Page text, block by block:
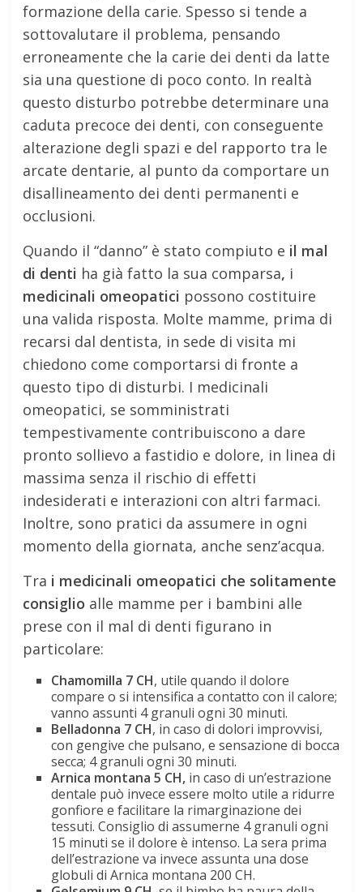
formazione della carie. Spesso si tende a
sottovalutare il problema, pensando
erroneamente che la carie dei denti da latte
sia una questione di poco conto. In realtà
questo disturbo potrebbe determinare una
caduta precoce dei denti, con conseguente
alterazione degli spazi e del rapporto tra le
arcate dentarie, al punto da comportare un
disallineamento dei denti permanenti e
occlusioni.
Quando il “danno” è stato compiuto e il mal
di denti ha già fatto la sua comparsa, i
medicinali omeopatici possono costituire
una valida risposta. Molte mamme, prima di
recarsi dal dentista, in sede di visita mi
chiedono come comportarsi di fronte a
questo tipo di disturbi. I medicinali
omeopatici, se somministrati
tempestivamente contribuiscono a dare
pronto sollievo a fastidio e dolore, in linea di
massima senza il rischio di effetti
indesiderati e interazioni con altri farmaci.
Inoltre, sono pratici da assumere in ogni
momento della giornata, anche senz’acqua.
Tra i medicinali omeopatici che solitamente
consiglio alle mamme per i bambini alle
prese con il mal di denti figurano in
particolare:
Chamomilla 7 CH, utile quando il dolore
compare o si intensifica a contatto con il calore;
vanno assunti 4 granuli ogni 30 minuti.
Belladonna 7 CH, in caso di dolori improvvisi,
con gengive che pulsano, e sensazione di bocca
secca; 4 granuli ogni 30 minuti.
Arnica montana 5 CH, in caso di un’estrazione
dentale può invece essere molto utile a ridurre
gonfiore e facilitare la rimarginazione dei
tessuti. Consiglio di assumerne 4 granuli ogni
15 minuti se il dolore è intenso. La sera prima
dell’estrazione va invece assunta una dose
globuli di Arnica montana 200 CH.